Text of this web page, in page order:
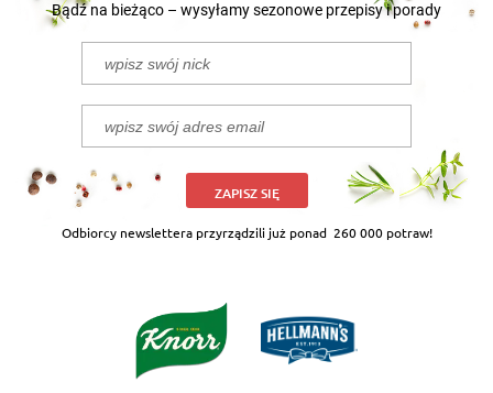
Bądź na bieżąco – wysyłamy sezonowe przepisy i porady
ZAPISZ SIĘ
Odbiorcy newslettera przyrządzili już ponad 260 000 potraw!